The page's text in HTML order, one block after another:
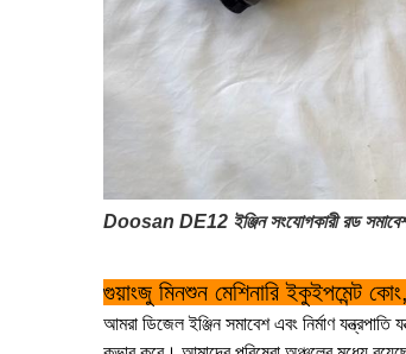
Doosan DE12 ইঞ্জিন সংযোগকারী রড
গুয়াংজু মিনশুন মেশিনারি ইকুইপমেন্ট
আমরা ডিজেল ইঞ্জিন সমাবেশ এবং নির্মাণ